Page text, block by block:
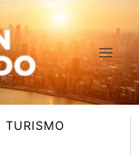
TURISMO